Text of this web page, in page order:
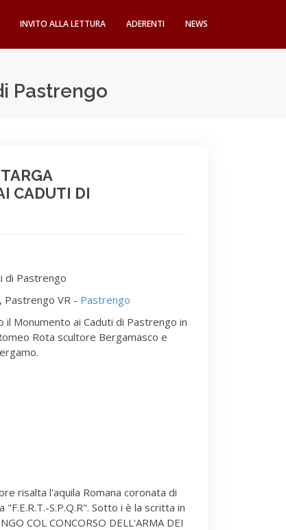
INVITO ALLA LETTURA ADERENTI NEWS
Pastrengo
CADUTI DI
di Pastrengo
Pastrengo VR - Pastrengo
Monumento ai Caduti di Pastrengo in
Rota scultore Bergamasco e
risalta l'aquila Romana coronata di
S.P.Q.R". Sotto i è la scritta in
COL CONCORSO DELL'ARMA DEI